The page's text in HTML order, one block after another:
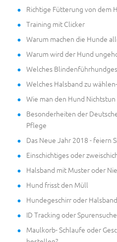
Richtige Fütterung von dem
Training mit Clicker
Warum machen die Hunde
Warum wird der Hund
Welches
Welches Halsband zu
Wie man den Hund
Besonderheiten der
Pflege
Das Neue Jahr 2018 - feiern
Einschichtiges oder
Halsband mit Muster oder
Hund frisst den Müll
Hundegeschirr oder
ID Tracking oder Spurensuche
Maulkorb- Schlaufe oder